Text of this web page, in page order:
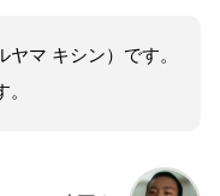
マ キシン）です。